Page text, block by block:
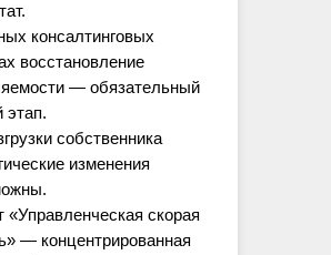
консалтинговых
восстановление
— обязательный
этап.
собственника
изменения
«Управленческая скорая
— концентрированная